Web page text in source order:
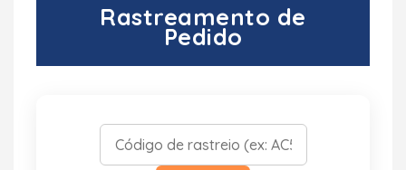
Rastreamento de
Pedido